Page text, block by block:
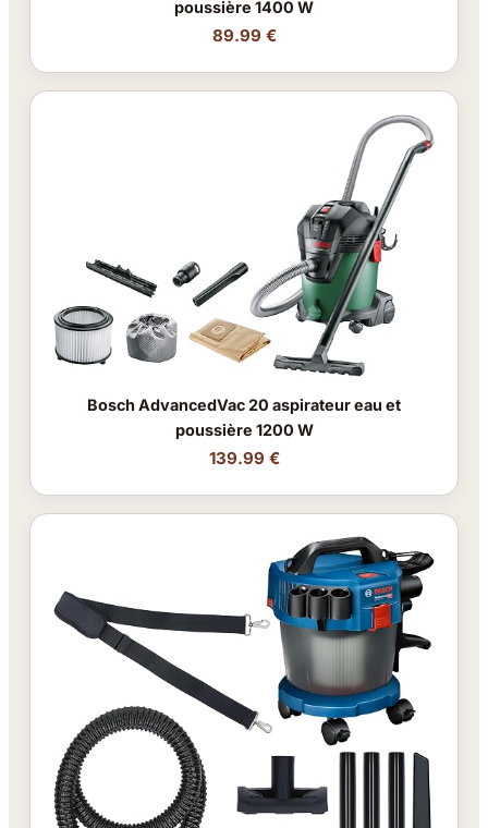
poussière 1400 W
89.99 €
Bosch AdvancedVac 20 aspirateur eau et
poussière 1200 W
139.99 €